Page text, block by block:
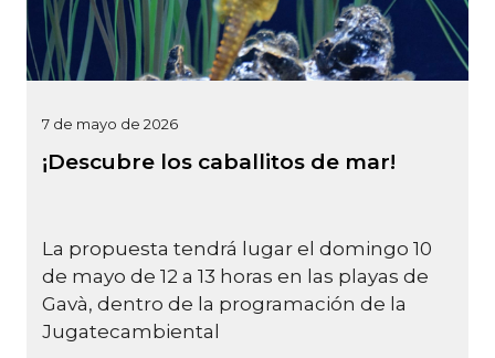
7 de mayo de 2026
¡Descubre los caballitos de mar!
La propuesta tendrá lugar el domingo 10
de mayo de 12 a 13 horas en las playas de
Gavà, dentro de la programación de la
Jugatecambiental